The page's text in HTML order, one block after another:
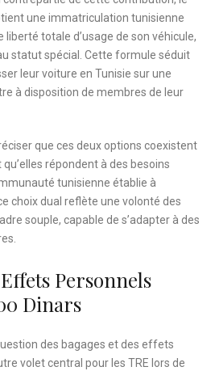
une immatriculation tunisienne
liberté totale d’usage de son véhicule,
statut spécial. Cette formule séduit
leur voiture en Tunisie sur une
à disposition de membres de leur
que ces deux options coexistent
répondent à des besoins
tunisienne établie à
choix dual reflète une volonté des
souple, capable de s’adapter à des
Personnels
Dinars
des bagages et des effets
volet central pour les TRE lors de